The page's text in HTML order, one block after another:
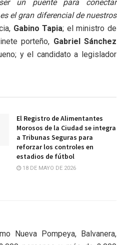
un puente para conectar
el gran diferencial de nuestros
Gabino Tapia; el ministro de
porteño, Gabriel Sánchez
y el candidato a legislador
El Registro de Alimentantes
Morosos de la Ciudad se integra
a Tribunas Seguras para
reforzar los controles en
estadios de fútbol
18 DE MAYO DE 2026
Nueva Pompeya, Balvanera,